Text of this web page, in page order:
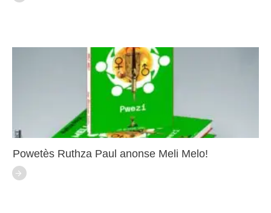
Powetès Ruthza Paul anonse Meli Melo!